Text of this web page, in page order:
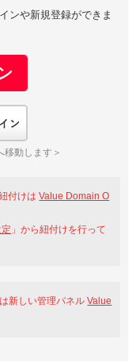
Amazon
ログイン画面へ遷移します
ト作成
Yahoo!
ンや新規登録ができま
移動します＞
付けはValue Domain O
」から紐付けを行って
新しい管理パネルValue